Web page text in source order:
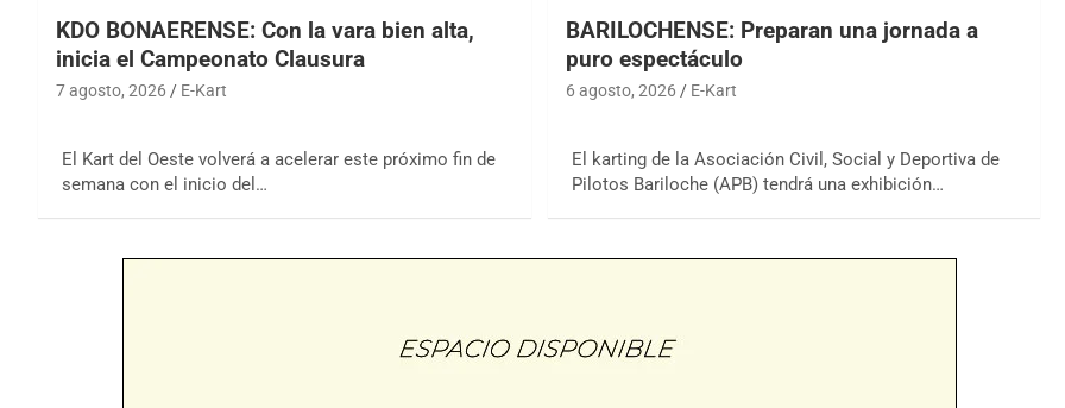
KDO BONAERENSE: Con la vara bien alta,
inicia el Campeonato Clausura
7 agosto, 2026 E-Kart
El Kart del Oeste volverá a acelerar este próximo fin de
semana con el inicio del…
BARILOCHENSE: Preparan una jornada a
puro espectáculo
6 agosto, 2026 E-Kart
El karting de la Asociación Civil, Social y Deportiva de
Pilotos Bariloche (APB) tendrá una exhibición…